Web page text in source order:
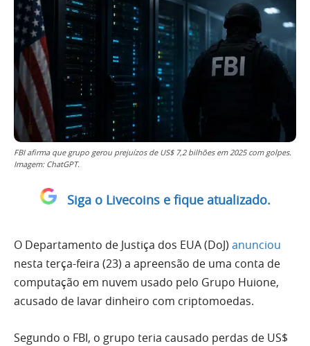
FBI afirma que grupo gerou prejuízos de US$ 7,2 bilhões em 2025 com golpes.
Imagem: ChatGPT.
Siga o Livecoins e fique atualizado.
O Departamento de Justiça dos EUA (DoJ) anunciou
nesta terça-feira (23) a apreensão de uma conta de
computação em nuvem usado pelo Grupo Huione,
acusado de lavar dinheiro com criptomoedas.
Segundo o FBI, o grupo teria causado perdas de US$